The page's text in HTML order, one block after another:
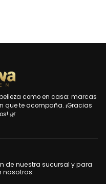
como en casa: marcas
que te acompaña. ¡Gracias
🌿
de nuestra sucursal y para
nosotros.